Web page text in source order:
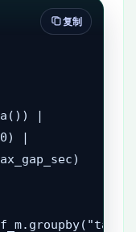
|
|
复制